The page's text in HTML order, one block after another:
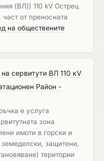
(ВЛ)) 110 kV Острец
от преносната
на обществените
сервитути ВЛ 110 кV
Район -
е услуга
зона
имоти в горски и
защитени,
територии